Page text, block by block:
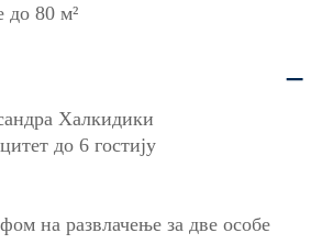
до 80 м²
Халкидики
до 6 гостију
на развлачење за две особе